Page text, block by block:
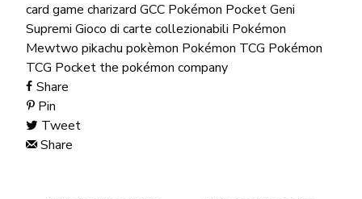
card game charizard GCC Pokémon PocketGeni
Supremi Gioco di carte collezionabili Pokémon
Mewtwo pikachu pokèmon Pokémon TCG Pokémon
TCG Pocket the pokémon company
Share
Pin
Tweet
Share